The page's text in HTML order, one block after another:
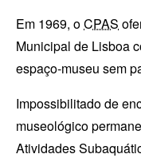
Em 1969, oCPAS
Municipal de Lisboa
espaço-museu sem
Impossibilitado de
museológico
Atividades